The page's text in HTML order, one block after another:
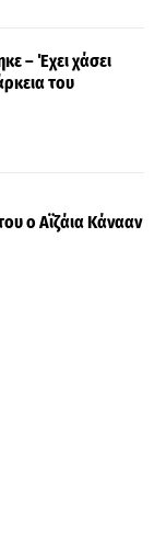
– Έχει χάσει
του
ο Αϊζάια Κάνααν